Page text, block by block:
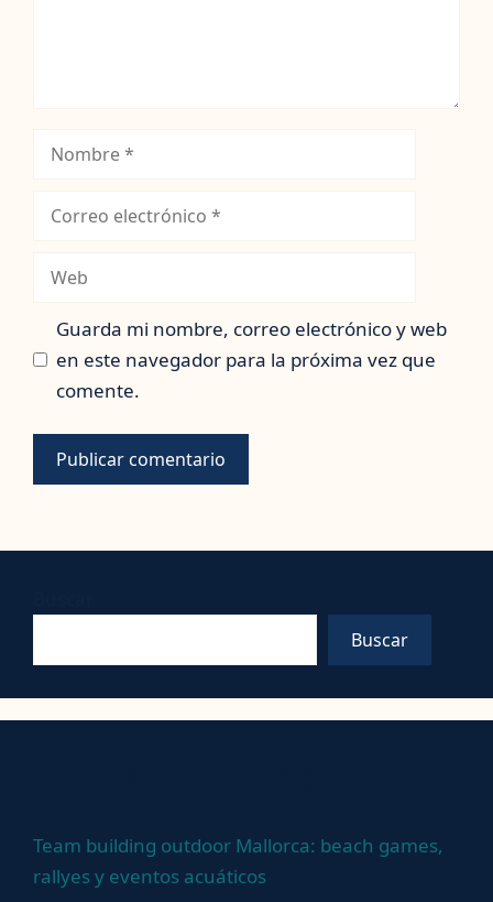
Nombre
Correo
Web
Guarda mi nombre, correo electrónico y web
en este navegador para la próxima vez que
comente.
Buscar
Team building outdoor Mallorca: beach games,
rallyes y eventos acuáticos